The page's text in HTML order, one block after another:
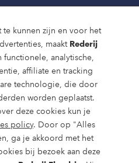
kunnen zijn en voor het
maakt Rederij
functionele, analytische,
affiliate en tracking
technologie, die door
worden geplaatst.
deze cookies kun je
policy. Door op "Alles
ga je akkoord met het
bij bezoek aan deze